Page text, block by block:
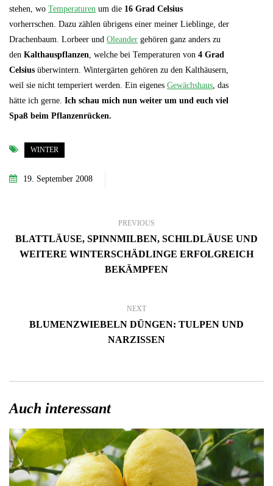
stehen, wo Temperaturen um die 16 Grad Celsius
vorherrschen. Dazu zählen übrigens einer meiner Lieblinge, der
Drachenbaum. Lorbeer und Oleander gehören ganz anders zu
den Kalthauspflanzen, welche bei Temperaturen von 4 Grad
Celsius überwintern. Wintergärten gehören zu den Kalthäusern,
weil sie nicht temperiert werden. Ein eigenes Gewächshaus, das
hätte ich gerne. Ich schau mich nun weiter um und euch viel
Spaß beim Pflanzenrücken.
WINTER
19. September 2008
PREVIOUS
BLATTLÄUSE, SPINNMILBEN, SCHILDLÄUSE UND
WEITERE WINTERSCHÄDLINGE ERFOLGREICH
BEKÄMPFEN
NEXT
BLUMENZWIEBELN DÜNGEN: TULPEN UND
NARZISSEN
Auch interessant